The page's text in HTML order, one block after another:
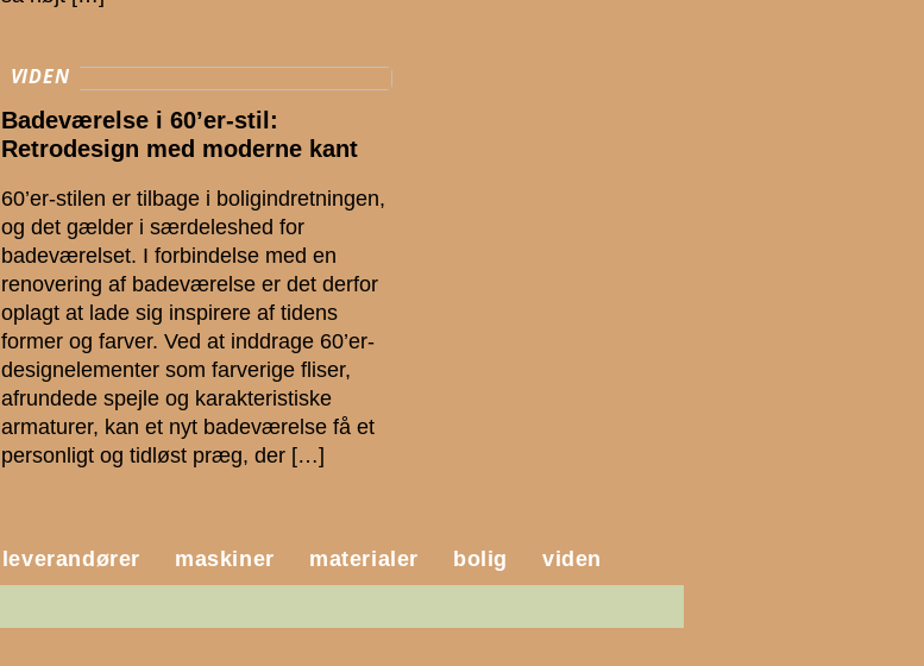
VIDEN
Badeværelse i 60’er-stil:
Retrodesign med moderne kant
60’er-stilen er tilbage i boligindretningen,
og det gælder i særdeleshed for
badeværelset. I forbindelse med en
renovering af badeværelse er det derfor
oplagt at lade sig inspirere af tidens
former og farver. Ved at inddrage 60’er-
designelementer som farverige fliser,
afrundede spejle og karakteristiske
armaturer, kan et nyt badeværelse få et
personligt og tidløst præg, der […]
leverandører maskiner materialer bolig viden